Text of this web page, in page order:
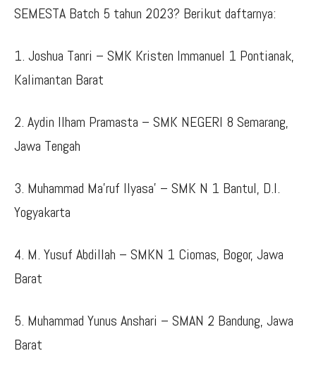
SEMESTA Batch 5 tahun 2023? Berikut daftarnya:
1. Joshua Tanri – SMK Kristen Immanuel 1 Pontianak,
Kalimantan Barat
2. Aydin Ilham Pramasta – SMK NEGERI 8 Semarang,
Jawa Tengah
3. Muhammad Ma’ruf Ilyasa’ – SMK N 1 Bantul, D.I.
Yogyakarta
4. M. Yusuf Abdillah – SMKN 1 Ciomas, Bogor, Jawa
Barat
5. Muhammad Yunus Anshari – SMAN 2 Bandung, Jawa
Barat